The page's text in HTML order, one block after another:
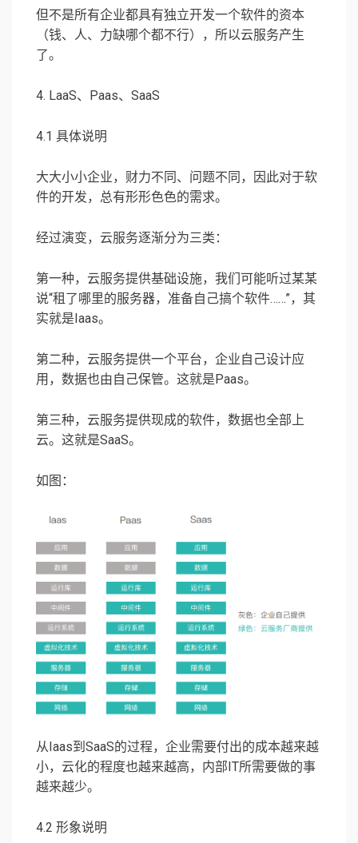
但不是所有企业都具有独立开发一个软件的资本
（钱、人、力缺哪个都不行），所以云服务产生
了。
4. LaaS、Paas、SaaS
4.1 具体说明
大大小小企业，财力不同、问题不同，因此对于软
件的开发，总有形形色色的需求。
经过演变，云服务逐渐分为三类：
第一种，云服务提供基础设施，我们可能听过某某
说“租了哪里的服务器，准备自己搞个软件……”，其
实就是Iaas。
第二种，云服务提供一个平台，企业自己设计应
用，数据也由自己保管。这就是Paas。
第三种，云服务提供现成的软件，数据也全部上
云。这就是SaaS。
如图：
从Iaas到SaaS的过程，企业需要付出的成本越来越
小，云化的程度也越来越高，内部IT所需要做的事
越来越少。
4.2 形象说明